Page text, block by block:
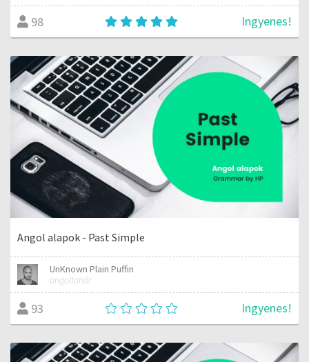
98 Ingyenes!
Angol alapok - Past Simple
UnKnown Plain Puffin
angoltanár
93 Ingyenes!